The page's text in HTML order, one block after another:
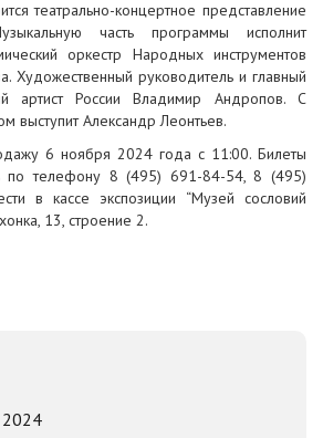
театрально-концертное представление
часть программы исполнит
оркестр Народных инструментов
Художественный руководитель и главный
артист России Владимир Андропов. С
выступит Александр Леонтьев.
6 ноября 2024 года с 11:00. Билеты
по телефону 8 (495) 691-84-54, 8 (495)
в кассе экспозиции “Музей сословий
13, строение 2.
2024